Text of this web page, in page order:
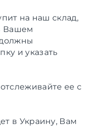
на наш склад,
Вашем
и указать
ее с
в Украину, Вам